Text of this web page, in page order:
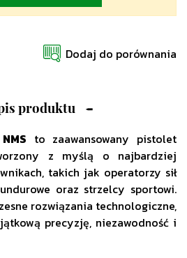
Dodaj do porównania
produktu
to zaawansowany pistolet
z myślą o najbardziej
takich jak operatorzy sił
oraz strzelcy sportowi.
rozwiązania technologiczne,
precyzję, niezawodność i